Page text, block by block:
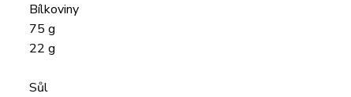
Bílkoviny
75 g
22 g
Sůl